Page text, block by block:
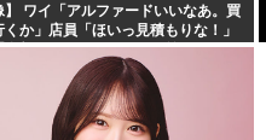
】 ワイ「アルファードいいなあ。買
くか」店員「ほいっ見積もりな！」
金額おかしくね？」←お前らもそう
な？？？？？